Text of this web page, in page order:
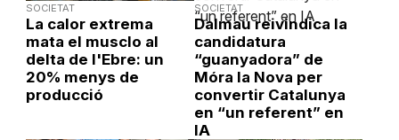
SOCIETAT
La calor extrema
mata el musclo al
delta de l'Ebre: un
20% menys de
producció
SOCIETAT
Dalmau reivindica la
candidatura
“guanyadora” de
Móra la Nova per
convertir Catalunya
en “un referent” en
IA